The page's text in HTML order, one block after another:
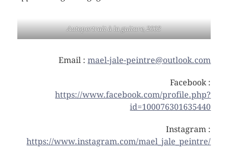
Autoportrait à la guitare, 2003
Email :mael-jale-peintre@outlook.com
Facebook :
https://www.facebook.com/profile.php?
id=100076301635440
Instagram :
https://www.instagram.com/mael_jale_peintre/